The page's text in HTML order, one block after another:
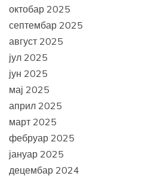
октобар 2025
септембар 2025
август 2025
јул 2025
јун 2025
мај 2025
април 2025
март 2025
фебруар 2025
јануар 2025
децембар 2024